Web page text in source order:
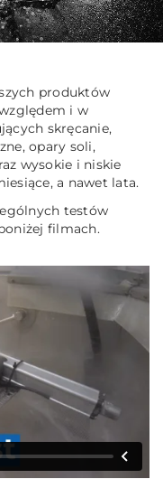
produktów
i w
skręcanie,
opary soli,
wysokie i niskie
a nawet lata.
testów
filmach.